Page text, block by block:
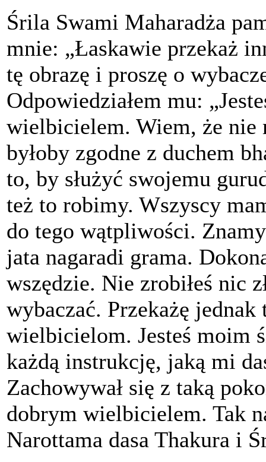
Śrila Swami Maharadża
mnie: „Łaskawie przekaż
tę obrazę i proszę o
Odpowiedziałem mu:
wielbicielem. Wiem, że nie
byłoby zgodne z duchem
to, by służyć swojemu
też to robimy. Wszyscy
do tego wątpliwości.
jata nagaradi grama.
wszędzie. Nie zrobiłeś nic
wybaczać. Przekażę
wielbicielom. Jesteś moim
każdą instrukcję, jaką mi
Zachowywał się z taką
dobrym wielbicielem. Tak
Narottama dasa Thakura i